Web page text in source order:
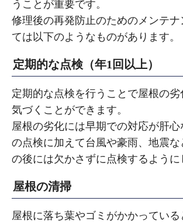
うことが重要です。
修理後の再発防止のためのメンテナ
ては以下のようなものがあります。
定期的な点検（年1回以上）
定期的な点検を行うことで屋根の劣
気づくことができます。
屋根の劣化には早期での対応が肝心
の点検に加えて台風や豪雨、地震
の後には欠かさずに点検するように
屋根の清掃
屋根に落ち葉やゴミがかかってい